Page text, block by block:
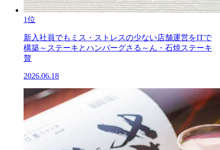
1位
新入社員でもミス・ストレスの少ない店舗運営をITで
構築～ステーキとハンバーグさる～ん・石焼ステーキ
贅
2026.06.18